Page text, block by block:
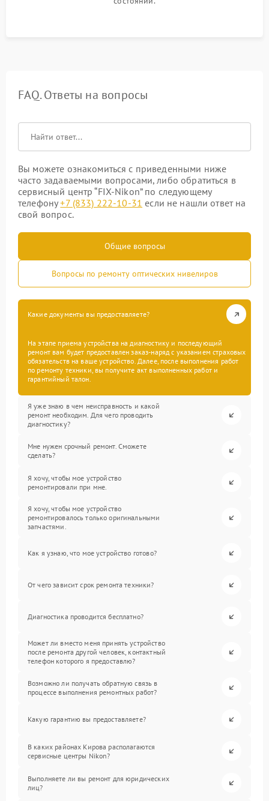
FAQ. Ответы на вопросы
Вы можете ознакомиться с приведенными ниже
часто задаваемыми вопросами, либо обратиться в
сервисный центр “FIX-Nikon” по следующему
телефону+7 (833) 222-10-31 если не нашли ответ на
свой вопрос.
Общие вопросы
Вопросы по ремонту оптических нивелиров
Какие документы вы предоставляете?
На этапе приема устройства на диагностику и последующий
ремонт вам будет предоставлен заказ-наряд с указанием страховых
обязательств на ваше устройство. Далее, после выполнения работ
по ремонту техники, вы получите акт выполненных работ и
гарантийный талон.
Я уже знаю в чем неисправность и какой
ремонт необходим. Для чего проводить
диагностику?
Мне нужен срочный ремонт. Сможете
сделать?
Я хочу, чтобы мое устройство
ремонтировали при мне.
Я хочу, чтобы мое устройство
ремонтировалось только оригинальными
запчастями.
Как я узнаю, что мое устройство готово?
От чего зависит срок ремонта техники?
Диагностика проводится бесплатно?
Может ли вместо меня принять устройство
после ремонта другой человек, контактный
телефон которого я предоставлю?
Возможно ли получать обратную связь в
процессе выполнения ремонтных работ?
Какую гарантию вы предоставляете?
В каких районах Кирова располагаются
сервисные центры Nikon?
Выполняете ли вы ремонт для юридических
лиц?